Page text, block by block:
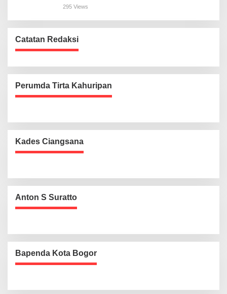
295 Views
Catatan Redaksi
Perumda Tirta Kahuripan
Kades Ciangsana
Anton S Suratto
Bapenda Kota Bogor